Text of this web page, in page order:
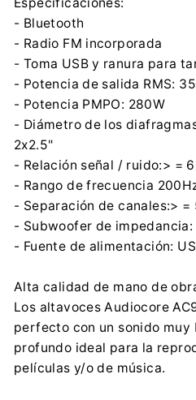
- Bluetooth
- Radio FM incorporada
- Toma USB y ranura para
- Potencia de salida RMS:
- Potencia PMPO: 280W
- Diámetro de los
2x2.5"
- Relación señal / ruido:> =
- Rango de frecuencia
- Separación de canales:> =
- Subwoofer de
- Fuente de alimentación:
Alta calidad de mano de
Los altavoces Audiocore
perfecto con un sonido muy
profundo ideal para la
películas y/o de música.